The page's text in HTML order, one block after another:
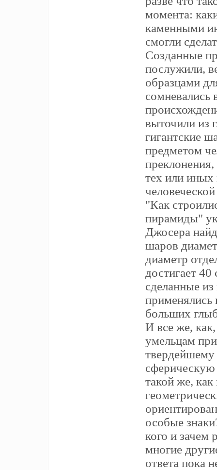
момента:
каменными
смогли
Созданные
послужили,
образцами
сомневались
выточили из
гигантские
предметом
тех или иных
"Как
пирамиды"
Джосера
шаров
диаметр
достигает
сделанные
применялись
больших
И все же,
умельцам
твердейшему
сферическую
такой же, как
особые
кого и зачем
многие
ответа пока